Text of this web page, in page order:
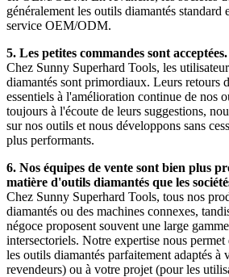
généralement les outils diamantés standard
service OEM/ODM.
5. Les petites commandes sont acceptées.
Chez Sunny Superhard Tools, les
diamantés sont primordiaux. Leurs retours
essentiels à l'amélioration continue de nos
toujours à l'écoute de leurs suggestions,
sur nos outils et nous développons sans
plus performants.
6. Nos équipes de vente sont bien plus
matière d'outils diamantés que les
Chez Sunny Superhard Tools, tous nos
diamantés ou des machines connexes,
négoce proposent souvent une large
intersectoriels. Notre expertise nous
les outils diamantés parfaitement adaptés à
revendeurs) ou à votre projet (pour les